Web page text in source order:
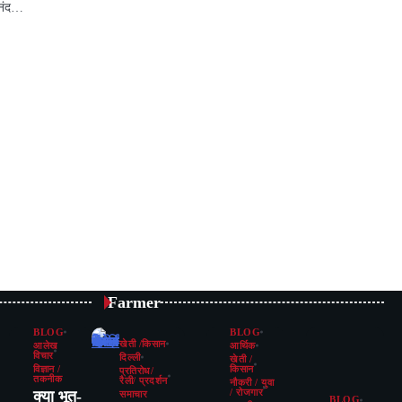
BLOG
आलेख
विचार
विज्ञान /
तकनीक
क्या भूत-
Farmer
खेती /किसान
दिल्ली
प्रतिरोध/
रैली/ प्रदर्शन
समाचार
BLOG
आर्थिक
खेती /
किसान
नौकरी / युवा
/ रोजगार